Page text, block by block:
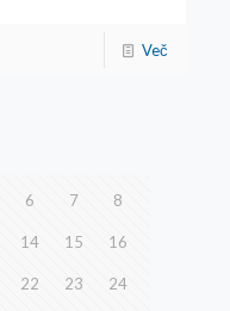
Več
6 7 8
14 15 16
22 23 24